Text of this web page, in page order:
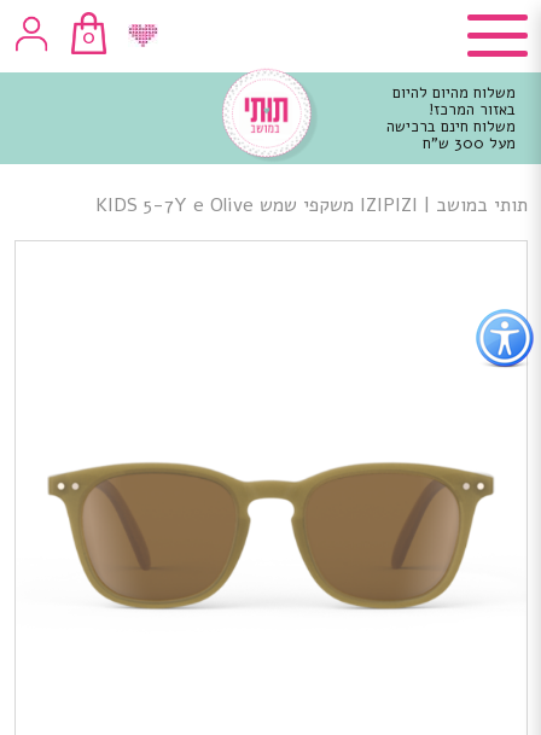
כפתור
לפתיחת
תפריט
נגישות
0
משלוח מהיום להיום
באזור המרכז!
משלוח חינם ברכישה
מעל 300 ש"ח
מרכזי
תותי במושב | IZIPIZI משקפי שמש KIDS 5-7Y e Olive